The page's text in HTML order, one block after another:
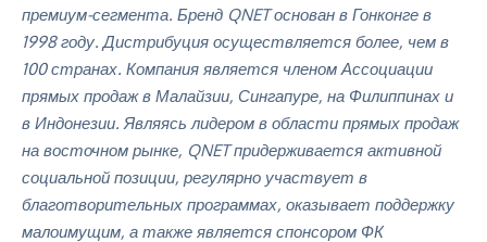
премиум-сегмента. Бренд QNET основан в Гонконге в
1998 году. Дистрибуция осуществляется более, чем в
100 странах. Компания является членом Ассоциации
прямых продаж в Малайзии, Сингапуре, на Филиппинах и
в Индонезии. Являясь лидером в области прямых продаж
на восточном рынке, QNET придерживается активной
социальной позиции, регулярно участвует в
благотворительных программах, оказывает поддержку
малоимущим, а также является спонсором ФК